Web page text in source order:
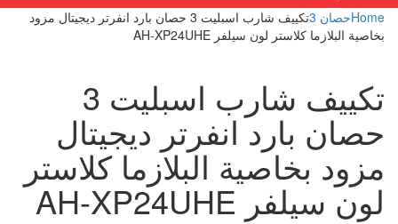
Homeحصان 3
تكييف شارب اسبليت 3 حصان بارد انفرتر ديجيتال مزود
بخاصية البلازما كلاستر لون سيلفر AH-XP24UHE
تكييف شارب اسبليت 3
حصان بارد انفرتر ديجيتال
مزود بخاصية البلازما كلاستر
لون سيلفر AH-XP24UHE